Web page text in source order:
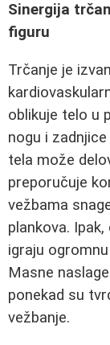
Sinergija
figuru
Trčanje je
oblikuje telo u
nogu i
tela može
preporučuje
vežbama
plankova.
igraju
Masne
ponekad su
vežbanje.